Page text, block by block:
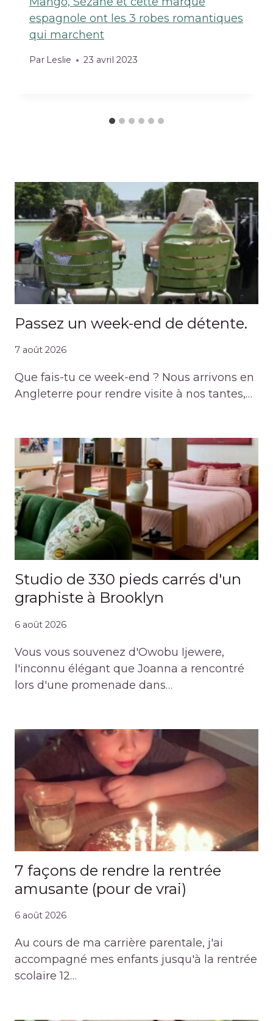
espagnole ont les 3 robes romantiques
qui marchent
Par Leslie 23 avril 2023
Passez un week-end de détente.
7 août 2026
Que fais-tu ce week-end ? Nous arrivons en
Angleterre pour rendre visite à nos tantes,…
Studio de 330 pieds carrés d'un
graphiste à Brooklyn
6 août 2026
Vous vous souvenez d'Owobu Ijewere,
l'inconnu élégant que Joanna a rencontré
lors d'une promenade dans…
7 façons de rendre la rentrée
amusante (pour de vrai)
6 août 2026
Au cours de ma carrière parentale, j'ai
accompagné mes enfants jusqu'à la rentrée
scolaire 12…